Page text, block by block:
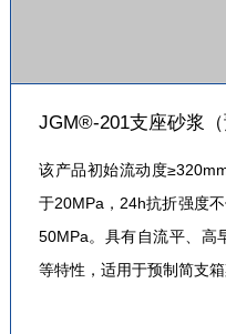
JGM®-201支座砂浆（
该产品初始流动度
于20MPa，24h抗折强度
50MPa。具有自流平、高
等特性，适用于预制简支